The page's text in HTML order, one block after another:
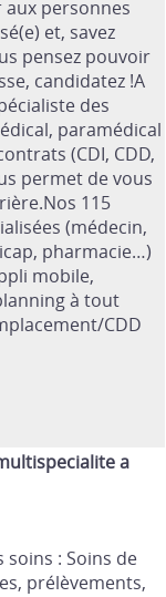
personnes
et, savez
pensez pouvoir
candidatez !A
des
paramédical
(CDI, CDD,
permet de vous
115
(médecin,
pharmacie…)
mobile,
à tout
CDD
a
soins : Soins de
prélèvements,